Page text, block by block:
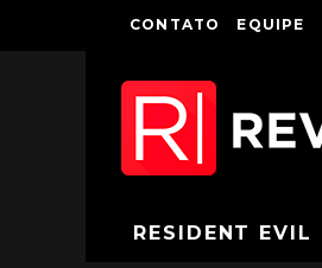
CONTATO EQUIPE
RESIDENT EVIL